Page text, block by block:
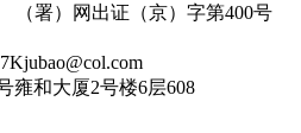
署）网出证（京）字第400
雍和大厦2号楼6层608